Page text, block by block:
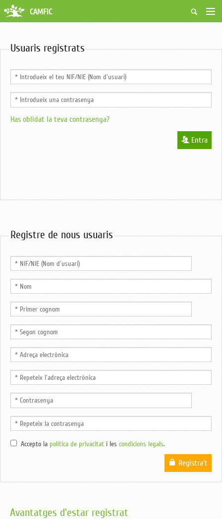
Fes-te soci
Borsa de treball
Ciutadans
Biblioteca
Grups i Vocalies
CAMFiC
Usuaris registrats
Has oblidat la teva contrasenya?
Entra
Registre de nous usuaris
Accepto la política de privacitat i les condicions legals.
Registra't
Avantatges d'estar registrat